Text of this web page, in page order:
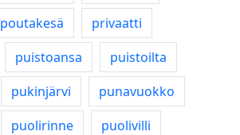
poutakesä
privaatti
puistoansa
puistoilta
pukinjärvi
punavuokko
puolirinne
puolivilli